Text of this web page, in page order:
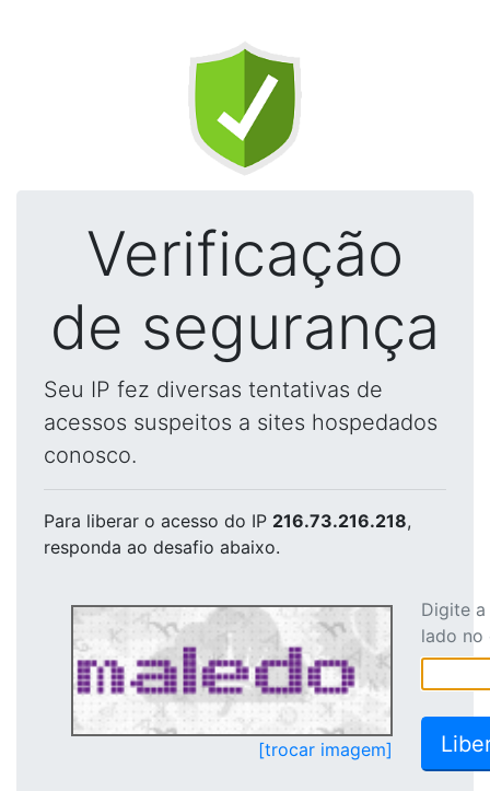
Verificação
de segurança
Seu IP fez diversas tentativas de
acessos suspeitos a sites hospedados
conosco.
Para liberar o acesso do IP 216.73.216.218,
responda ao desafio abaixo.
[trocar imagem]
Digite
lado no